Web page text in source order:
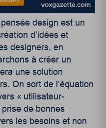
design est un
d’idées et
designers, en
à créer un
une solution
On sort de l’équation
« utilisateur-
de bonnes
les besoins et non